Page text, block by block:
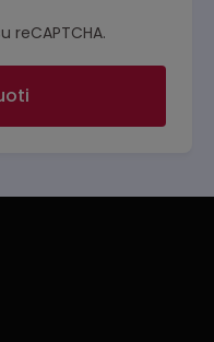
reCAPTCHA.